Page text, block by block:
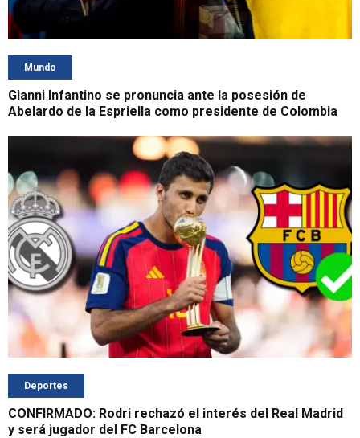
Mundo
Gianni Infantino se pronuncia ante la posesión de
Abelardo de la Espriella como presidente de Colombia
Deportes
CONFIRMADO: Rodri rechazó el interés del Real Madrid
y será jugador del FC Barcelona